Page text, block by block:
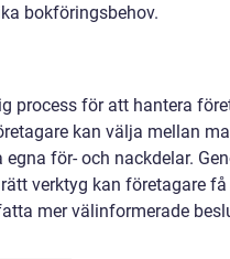
bokföringsbehov.
process för att hantera
kan välja mellan
för- och nackdelar.
verktyg kan företagare få
mer välinformerade